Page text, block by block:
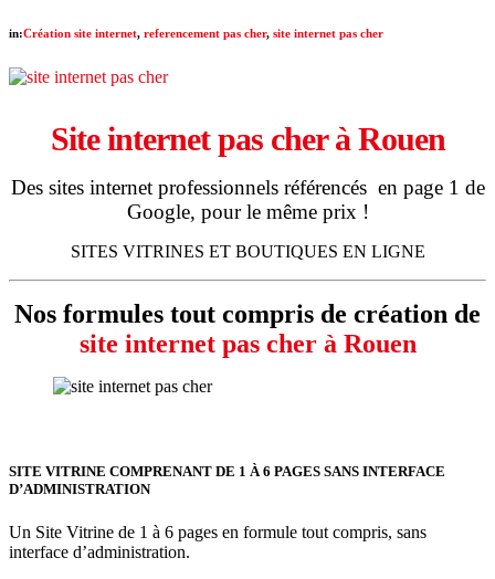
in:Création site internet, referencement pas cher, site internet pas cher
Site internet pas cher à Rouen
Des sites internet professionnels référencés en page 1 de
Google, pour le même prix !
SITES VITRINES ET BOUTIQUES EN LIGNE
Nos formules tout compris de création de
site internet pas cher à Rouen
SITE VITRINE COMPRENANT DE 1 À 6 PAGES SANS INTERFACE
D’ADMINISTRATION
Un Site Vitrine de 1 à 6 pages en formule tout compris, sans
interface d’administration.